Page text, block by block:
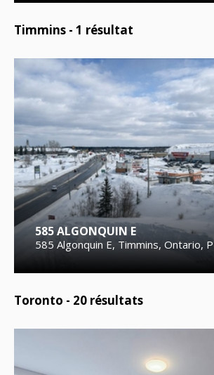
Timmins - 1 résultat
585 ALGONQUIN E
585 Algonquin E, Timmins, Ontario,
Toronto - 20 résultats